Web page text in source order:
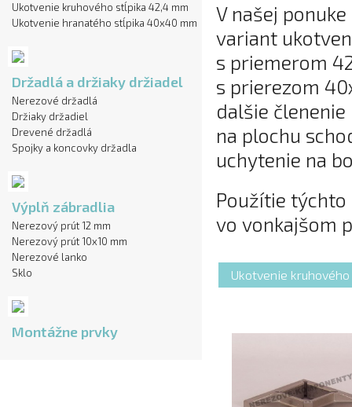
V našej
variant
s priemerom
s prierezom
dalšie
na plochu
uchytenie na
Použítie
vo vonkajšom
Ukotvenie
Ukotvenie kruhového stĺpika 42,4 mm
Ukotvenie hranatého stĺpika 40x40 mm
Držadlá a držiaky držiadel
Nerezové držadlá
Držiaky držadiel
Drevené držadlá
Spojky a koncovky držadla
Výplň zábradlia
Nerezový prút 12 mm
Nerezový prút 10x10 mm
Nerezové lanko
Sklo
Montážne prvky